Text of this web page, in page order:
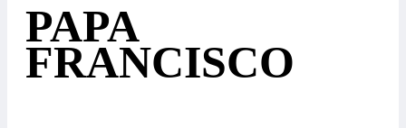
PAPA
FRANCISCO